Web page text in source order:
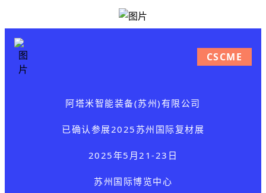
CSCME
阿塔米智能装备(苏州)有限公司
已确认参展2025苏州国际复材展
2025年5月21-23日
苏州国际博览中心